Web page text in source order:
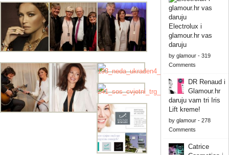
Electrolux i
glamour.hr vas
daruju
by glamour- 319
Comments
DR Renaud i
Glamour.hr
daruju vam tri Iris
Lift kreme!
by glamour- 278
Comments
Catrice